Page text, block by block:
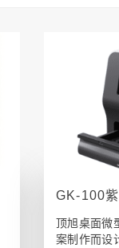
GK-100
顶旭桌面微
案制作而设